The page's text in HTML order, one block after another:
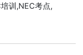
训,NEC考点,